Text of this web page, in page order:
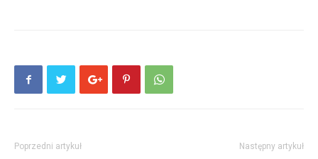
Poprzedni artykuł Następny artykuł